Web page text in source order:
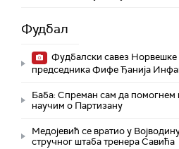
Фудбал
Фудбалски савез Норвешке
председника Фифе Ђанија
Баба: Спреман сам да помогнем
научим о Партизану
Медојевић се вратио у
стручног штаба тренера Савића